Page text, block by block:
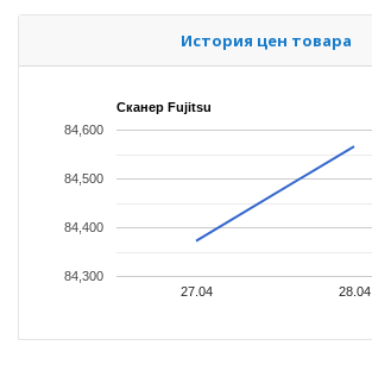
История цен товара
Сканер Fujitsu
27.04 28.04
84,300
84,400
84,500
84,600